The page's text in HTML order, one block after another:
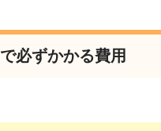
必ずかかる費用